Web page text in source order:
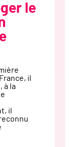
le
il
à la
il